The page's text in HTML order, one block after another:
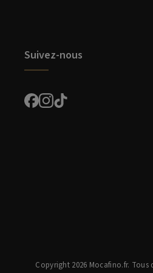
Suivez-nous
Copyright 2026 Mocafino.fr. Tous